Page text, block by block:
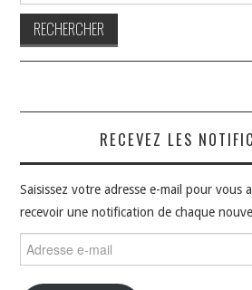
RECEVEZ LES
Saisissez votre adresse e-mail pour vous
recevoir une notification de chaque
e-